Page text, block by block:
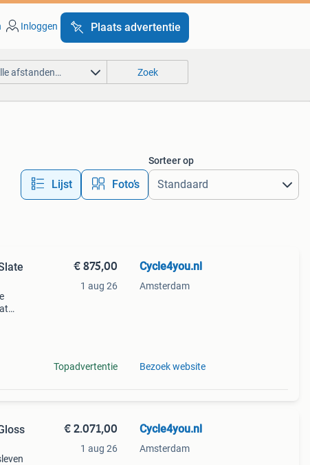
Inloggen Plaats advertentie
afstanden… Zoek
Lijst Foto’s
Sorteer op
€ 875,00
1 aug 26
Topadvertentie
Cycle4you.nl
Amsterdam
Bezoek website
€ 2.071,00
1 aug 26
Cycle4you.nl
Amsterdam